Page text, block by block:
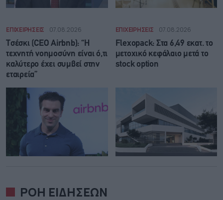
ΕΠΙΧΕΙΡΗΣΕΙΣ 07.08.2026
Τσέσκι (CEO Airbnb): “Η
τεχνητή νοημοσύνη είναι ό,τι
καλύτερο έχει συμβεί στην
εταιρεία”
ΕΠΙΧΕΙΡΗΣΕΙΣ 07.08.2026
Flexopack: Στα 6,49 εκατ. το
μετοχικό κεφάλαιο μετά το
stock option
ΡΟΗ ΕΙΔΗΣΕΩΝ